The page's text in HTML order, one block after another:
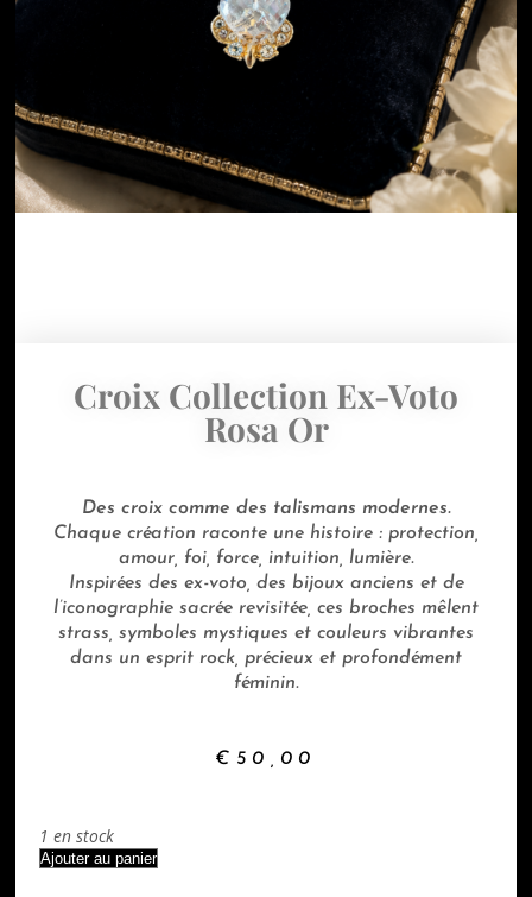
Croix Collection Ex-Voto
Rosa Or
Des croix comme des talismans modernes.
Chaque création raconte une histoire : protection,
amour, foi, force, intuition, lumière.
Inspirées des ex-voto, des bijoux anciens et de
l’iconographie sacrée revisitée, ces broches mêlent
strass, symboles mystiques et couleurs vibrantes
dans un esprit rock, précieux et profondément
féminin.
€ 50,00
1 en stock
Ajouter au panier